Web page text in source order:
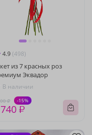
4.9 (498)
из 7 красных роз
Эквадор
В наличии
₽ -15%
₽